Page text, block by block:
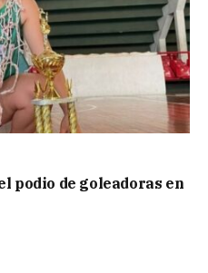
podio de goleadoras en